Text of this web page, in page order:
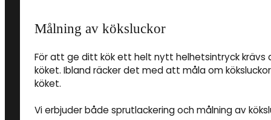
Målning av köksluckor
För att ge ditt kök ett helt nytt helhetsintryck
köket. Ibland räcker det med att måla om
köket.
Vi erbjuder både sprutlackering och målning av